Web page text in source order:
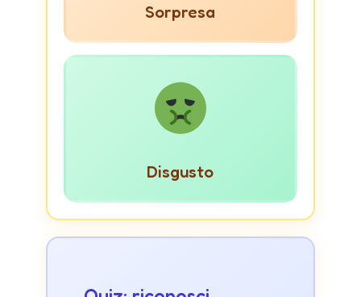
Sorpresa
Disgusto